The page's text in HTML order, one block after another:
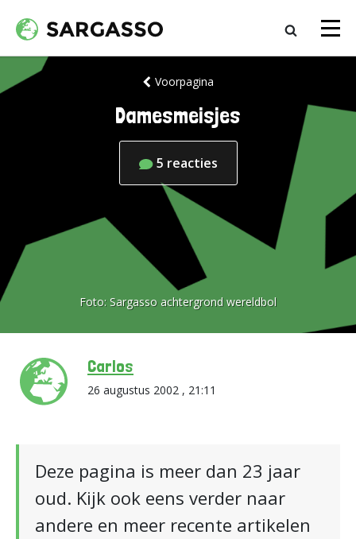
Voorpagina
Damesmeisjes
5 reacties
Foto: Sargasso achtergrond wereldbol
Carlos
26 augustus 2002 , 21:11
Deze pagina is meer dan 23 jaar
oud. Kijk ook eens verder naar
andere en meer recente artikelen